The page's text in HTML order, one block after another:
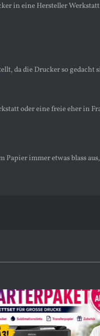
in eine Hersteller
da die Drucker so
oder eine freie eher in
immer etwas blass